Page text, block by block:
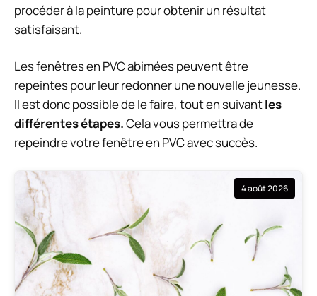
procéder à la peinture pour obtenir un résultat
satisfaisant.
Les fenêtres en PVC abimées peuvent être
repeintes pour leur redonner une nouvelle jeunesse.
Il est donc possible de le faire, tout en suivantles
différentes étapes.Cela vous permettra de
repeindre votre fenêtre en PVC avec succès.
4 août 2026